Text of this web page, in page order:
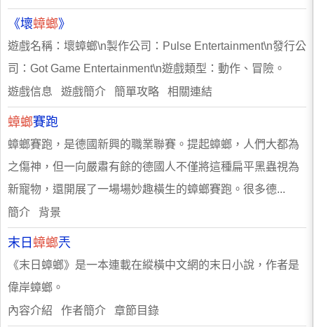
《壞蟑螂》
遊戲名稱：壞蟑螂\n製作公司：Pulse Entertainment\n發行公
司：Got Game Entertainment\n遊戲類型：動作、冒險。
遊戲信息 遊戲簡介 簡單攻略 相關連結
蟑螂賽跑
蟑螂賽跑，是德國新興的職業聯賽。提起蟑螂，人們大都為
之傷神，但一向嚴肅有餘的德國人不僅將這種扁平黑蟲視為
新寵物，還開展了一場場妙趣橫生的蟑螂賽跑。很多德...
簡介 背景
末日 蟑螂兲
《末日蟑螂》是一本連載在縱橫中文網的末日小說，作者是
偉岸蟑螂。
內容介紹 作者簡介 章節目錄